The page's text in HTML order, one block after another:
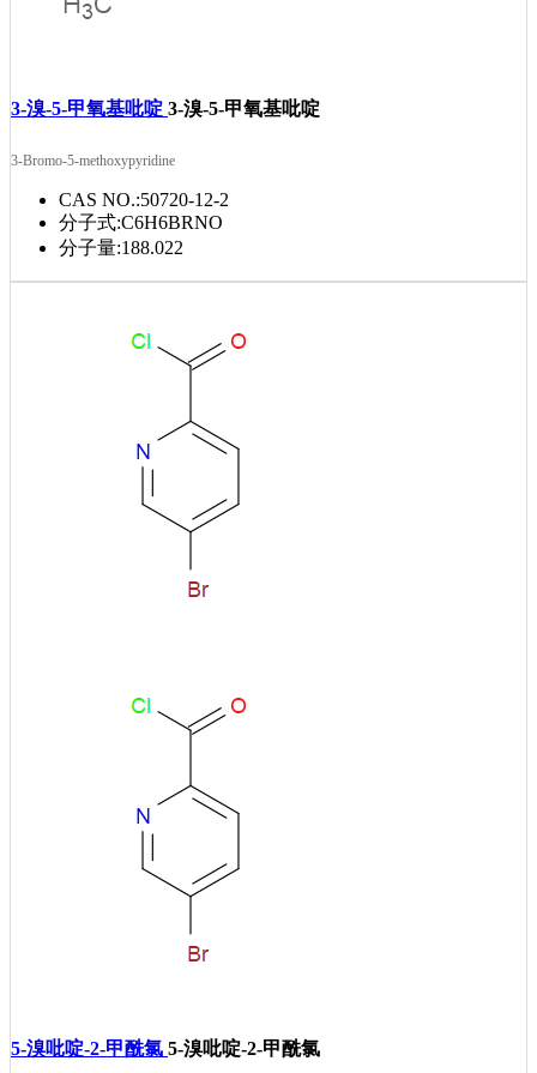
3-溴-5-甲氧基吡啶 3-溴-5-甲氧基吡啶
3-Bromo-5-methoxypyridine
CAS NO.:50720-12-2
分子式:C6H6BRNO
分子量:188.022
5-溴吡啶-2-甲酰氯 5-溴吡啶-2-甲酰氯